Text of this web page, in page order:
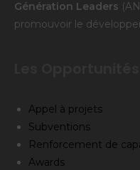
Génération Leaders
promouvoir le
Appel à projets
Subventions
Renforcement de
Awards